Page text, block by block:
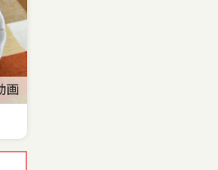
画